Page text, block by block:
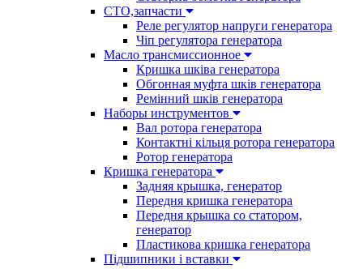
СТО,запчасти
Реле регулятор напруги генератора
Чіп регулятора генератора
Масло трансмиссионное
Кришка шківа генератора
Обгонная муфта шків генератора
Ремінний шків генератора
Наборы инструментов
Вал ротора генератора
Контактні кільця ротора генератора
Ротор генератора
Кришка генератора
Задняя крышка, генератор
Передня кришка генератора
Передня крышка со статором,
генератор
Пластикова кришка генератора
Підшипники і вставки